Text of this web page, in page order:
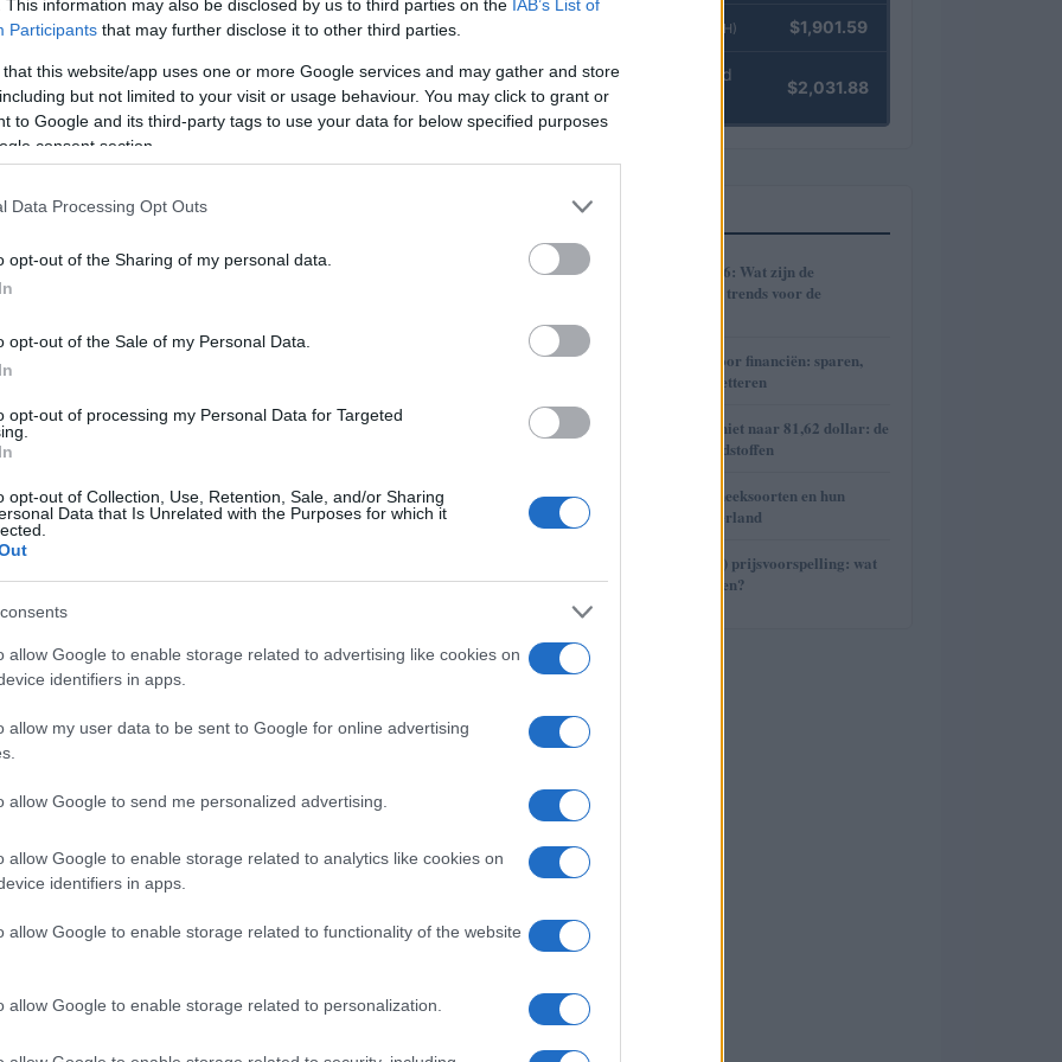
This information may also be disclosed by us to third parties on the IAB’s List of
Participants that may further disclose it to other third parties.
that this website/app uses one or more Google services and may gather and store
but not limited to your visit or usage behaviour. You may click to grant or
to Google and its third-party tags to use your data for below specified purposes
consent section.
Data Processing Opt Outs
opt-out of the Sharing of my personal data.
opt-out of the Sale of my Personal Data.
opt-out of processing my Personal Data for Targeted
opt-out of Collection, Use, Retention, Sale, and/or Sharing
Data that Is Unrelated with the Purposes for which it
allow Google to enable storage related to advertising like cookies on
identifiers in apps.
allow my user data to be sent to Google for online advertising
allow Google to send me personalized advertising.
allow Google to enable storage related to analytics like cookies on
identifiers in apps.
allow Google to enable storage related to functionality of the website
allow Google to enable storage related to personalization.
verhouding een cruciale rol. Hoe hoger het potentiële
is belangrijk om je eigen risicotolerantie te kennen
kan het verstandig zijn om te starten
aan activa bieden en de risico’s spreiden.
geworden in de investeringswereld. Steeds
nastreven. Dit kan onder andere door te
maatschappelijk verantwoord ondernemen
investeerders niet alleen kijken naar financieel
(ETH) $1,901.59
kpk ETH Yield
(KPK ETH YIELD)
$2,031.88
MEEST GELEZEN
1
Cryptomarkt 2026: Wat zijn de
verwachtingen en trends voor de
2
Praktische gids voor financiën: sparen,
beleggen en budgetteren
3
Brent olieprijs schiet naar 81,62 dollar: de
week van de grondstoffen
4
De diverse hypotheeksoorten en hun
voordelen in Nederland
Avalanche (AVAX) prijsvoorspelling: wat
staat ons te wachten?